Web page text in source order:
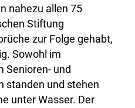
nahezu allen 75
Stiftung
zur Folge gehabt,
Sowohl im
Senioren- und
standen und stehen
unter Wasser. Der